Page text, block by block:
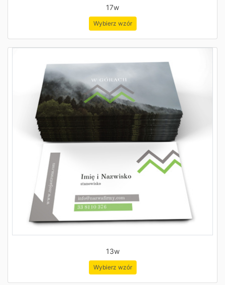
17w
Wybierz wzór
13w
Wybierz wzór